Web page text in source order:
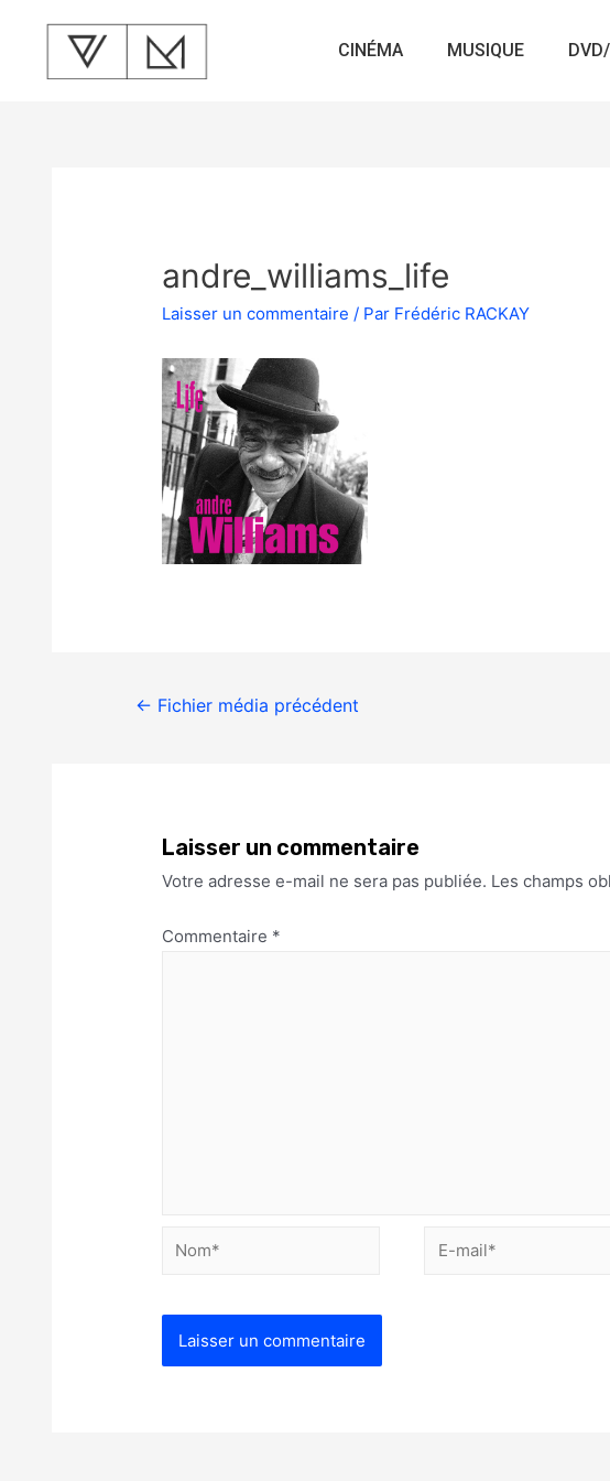
CINÉMA MUSIQUE
andre_williams_life
Laisser un commentaire / Par Frédéric RACKAY
← Fichier média précédent
Laisser un commentaire
Votre adresse e-mail ne sera pas publiée. Les champs
Commentaire *